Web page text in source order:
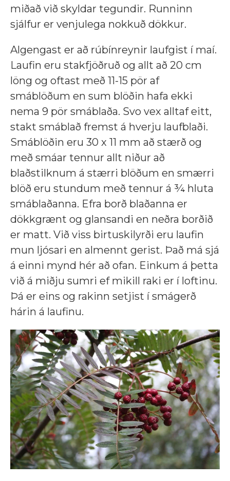
miðað við skyldar tegundir. Runninn
sjálfur er venjulega nokkuð dökkur.
Algengast er að rúbínreynir laufgist í maí.
Laufin eru stakfjöðruð og allt að 20 cm
löng og oftast með 11-15 pör af
smáblöðum en sum blöðin hafa ekki
nema 9 pör smáblaða. Svo vex alltaf eitt,
stakt smáblað fremst á hverju laufblaði.
Smáblöðin eru 30 x 11 mm að stærð og
með smáar tennur allt niður að
blaðstilknum á stærri blöðum en smærri
blöð eru stundum með tennur á ¾ hluta
smáblaðanna. Efra borð blaðanna er
dökkgrænt og glansandi en neðra borðið
er matt. Við viss birtuskilyrði eru laufin
mun ljósari en almennt gerist. Það má sjá
á einni mynd hér að ofan. Einkum á þetta
við á miðju sumri ef mikill raki er í loftinu.
Þá er eins og rakinn setjist í smágerð
hárin á laufinu.